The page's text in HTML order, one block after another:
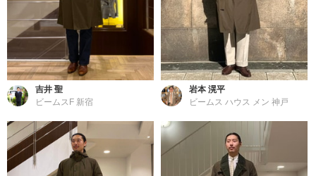
吉井 聖
ビームスF 新宿
岩本 滉平
ビームス ハウス メン 神戸